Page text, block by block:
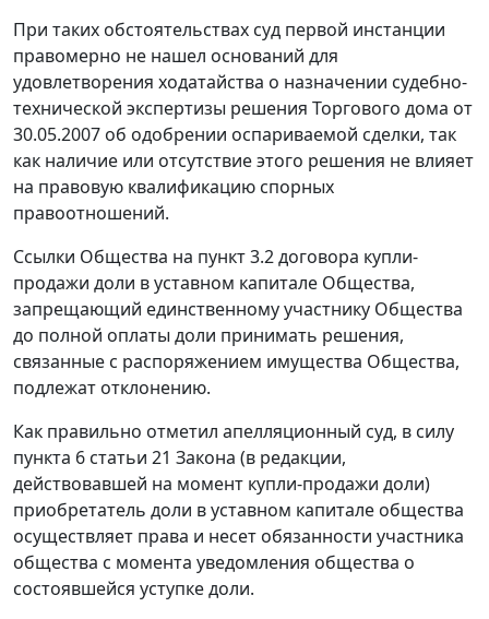
При таких обстоятельствах суд первой инстанции
правомерно не нашел оснований для
удовлетворения ходатайства о назначении судебно-
технической экспертизы решения Торгового дома от
30.05.2007 об одобрении оспариваемой сделки, так
как наличие или отсутствие этого решения не влияет
на правовую квалификацию спорных
правоотношений.
Ссылки Общества на пункт 3.2 договора купли-
продажи доли в уставном капитале Общества,
запрещающий единственному участнику Общества
до полной оплаты доли принимать решения,
связанные с распоряжением имущества Общества,
подлежат отклонению.
Как правильно отметил апелляционный суд, в силу
пункта 6 статьи 21 Закона (в редакции,
действовавшей на момент купли-продажи доли)
приобретатель доли в уставном капитале общества
осуществляет права и несет обязанности участника
общества с момента уведомления общества о
состоявшейся уступке доли.